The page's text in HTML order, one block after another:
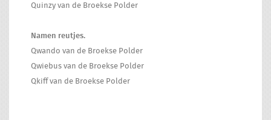
Quinzy van de Broekse Polder
Namen reutjes.
Qwando van de Broekse Polder
Qwiebus van de Broekse Polder
Qkiff van de Broekse Polder